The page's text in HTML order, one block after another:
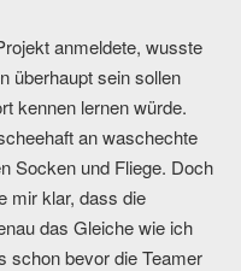
anmeldete, wusste
überhaupt sein sollen
kennen lernen würde.
an waschechte
Socken und Fliege. Doch
mir klar, dass die
das Gleiche wie ich
schon bevor die Teamer